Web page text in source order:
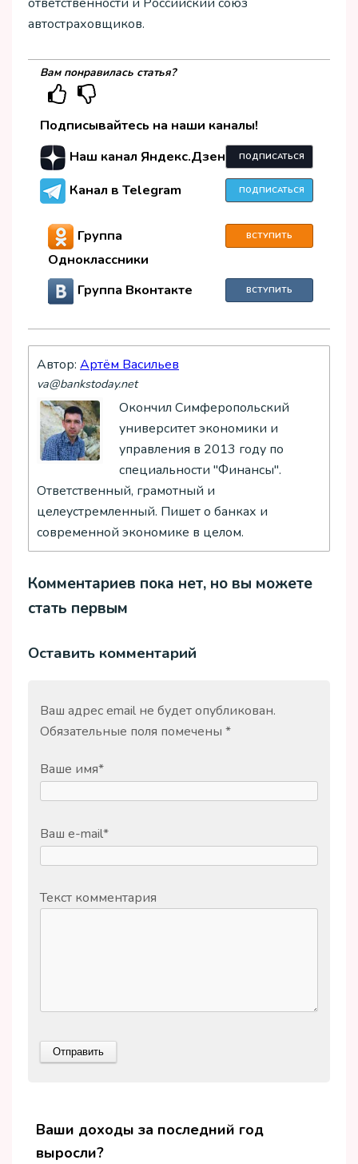
автостраховщиков.
Вам понравилась статья?
Подписывайтесь на наши каналы!
Наш канал Яндекс.Дзен
ПОДПИСАТЬСЯ
Канал в Telegram ПОДПИСАТЬСЯ
Группа
Одноклассники
ВСТУПИТЬ
Группа Вконтакте ВСТУПИТЬ
Автор: Артём Васильев
va@bankstoday.net
Окончил Симферопольский
университет экономики и
управления в 2013 году по
специальности "Финансы".
Ответственный, грамотный и
целеустремленный. Пишет о банках и
современной экономике в целом.
Комментариев пока нет, но вы можете
стать первым
Оставить комментарий
Ваш адрес email не будет опубликован.
Обязательные поля помечены *
Ваше имя*
Ваш e-mail*
Текст комментария
Ваши доходы за последний год
выросли?